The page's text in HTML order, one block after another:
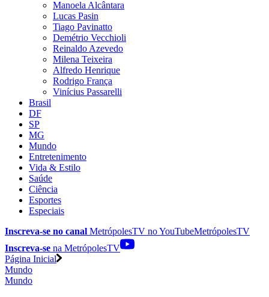
Manoela Alcântara
Lucas Pasin
Tiago Pavinatto
Demétrio Vecchioli
Reinaldo Azevedo
Milena Teixeira
Alfredo Henrique
Rodrigo França
Vinícius Passarelli
Brasil
DF
SP
MG
Mundo
Entretenimento
Vida & Estilo
Saúde
Ciência
Esportes
Especiais
Inscreva-se no canal MetrópolesTV noYouTubeMetrópolesTV
Inscreva-se na MetrópolesTV
Página Inicial
Mundo
Mundo